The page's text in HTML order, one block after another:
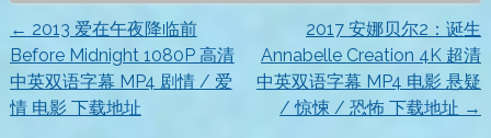
文
章
← 2013 爱在午夜降临前
Before Midnight 1080P 高清
中英双语字幕 MP4 剧情 / 爱
情 电影 下载地址
2017 安娜贝尔2：诞生
Annabelle Creation 4K 超清
中英双语字幕 MP4 电影 悬疑
/ 惊悚 / 恐怖 下载地址 →